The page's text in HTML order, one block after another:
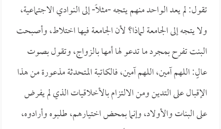
تقول: لم يعد الواحد منهم يتجه -مثلاً- إلى النوادي الاجتماعية،
ولا يتجه إلى الجامعة لماذا؟ لأن الجامعة فيها اختلاط، وأصبحت
البنت تفرح بمجرد ما تدعو لها أمها بالزواج، وتقول بصوت
عالٍ: اللهم آمين، اللهم آمين، فالكاتبة المتحدثة مذعورة من هذا
الإقبال على التدين ومن الالتزام بالأخلاقيات الذي لم يفرض
على البنات والأولاد، وإنما بمحض اختيارهم، طلبوه وأرادوه،